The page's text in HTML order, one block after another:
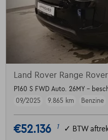
Land Rover Range
P160 S FWD Auto. 26MY -
09/2025
9.865 km Benzine
€52.136 1 ✓ BTW